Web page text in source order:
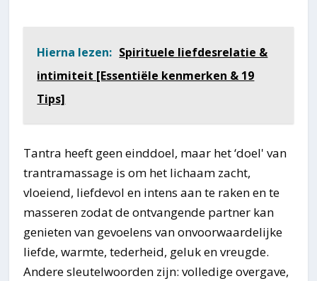
Hierna lezen: Spirituele liefdesrelatie &
intimiteit [Essentiële kenmerken & 19
Tips]
Tantra heeft geen einddoel, maar het ‘doel' van
trantramassage is om het lichaam zacht,
vloeiend, liefdevol en intens aan te raken en te
masseren zodat de ontvangende partner kan
genieten van gevoelens van onvoorwaardelijke
liefde, warmte, tederheid, geluk en vreugde.
Andere sleutelwoorden zijn: volledige overgave,